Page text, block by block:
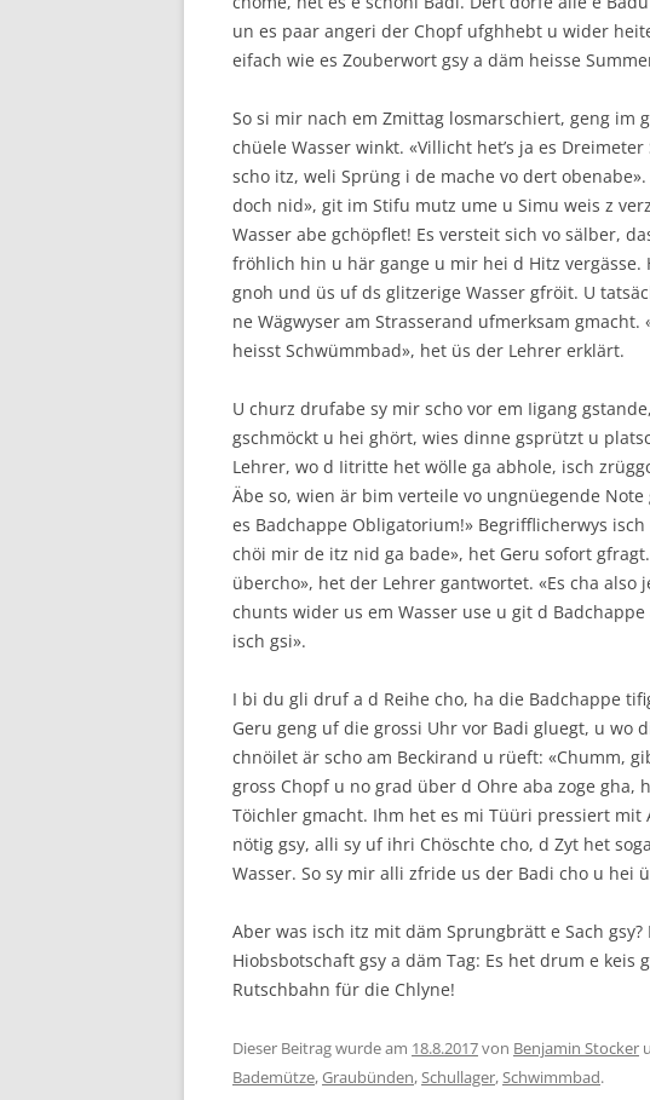
un es paar angeri der Chopf ufghhebt u wider
eifach wie es Zouberwort gsy a däm heisse
So si mir nach em Zmittag losmarschiert, geng im
chüele Wasser winkt. «Villicht het’s ja es
scho itz, weli Sprüng i de mache vo dert
doch nid», git im Stifu mutz ume u Simu weis z
Wasser abe gchöpflet! Es versteit sich vo sälber,
fröhlich hin u här gange u mir hei d Hitz vergässe.
gnoh und üs uf ds glitzerige Wasser gfröit. U
ne Wägwyser am Strasserand ufmerksam gmacht.
heisst Schwümmbad», het üs der Lehrer erklärt.
U churz drufabe sy mir scho vor em Iigang
gschmöckt u hei ghört, wies dinne gsprützt u
Lehrer, wo d Iitritte het wölle ga abhole, isch
Äbe so, wien är bim verteile vo ungnüegende
es Badchappe Obligatorium!» Begrifflicherwys
chöi mir de itz nid ga bade», het Geru sofort
übercho», het der Lehrer gantwortet. «Es cha
chunts wider us em Wasser use u git d
isch gsi».
I bi du gli druf a d Reihe cho, ha die Badchappe
Geru geng uf die grossi Uhr vor Badi gluegt, u wo
chnöilet är scho am Beckirand u rüeft: «Chumm,
gross Chopf u no grad über d Ohre aba zoge gha,
Töichler gmacht. Ihm het es mi Tüüri pressiert mit
nötig gsy, alli sy uf ihri Chöschte cho, d Zyt het
Wasser. So sy mir alli zfride us der Badi cho u hei
Aber was isch itz mit däm Sprungbrätt e Sach
Hiobsbotschaft gsy a däm Tag: Es het drum e keis
Rutschbahn für die Chlyne!
Dieser Beitrag wurde am 18.8.2017von Benjamin Stocker
Bademütze,Graubünden,Schullager,Schwimmbad.